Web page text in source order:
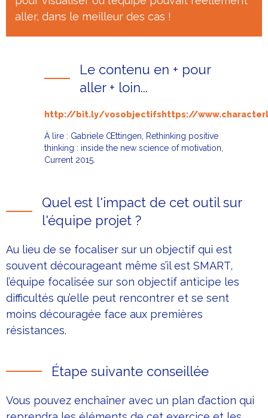
aller, dans le meilleur des cas !
Le contenu en + pour
aller + loin...
http://bit.ly/vosobjectifshttps://
À lire : Gabriele Œttingen, Rethinking positive
thinking : inside the new science of motivation,
Current 2015.
Quel est l'impact de cet outil sur
l'équipe projet ?
Au lieu de se focaliser sur un objectif qui est
souvent décourageant même s’il est SMART,
l’équipe focalisée sur son objectif anticipe les
difficultés qu’elle peut rencontrer et se sent
moins découragée face aux premières
résistances.
Étape suivante conseillée
Vous pouvez enchaîner avec un plan d’action qui